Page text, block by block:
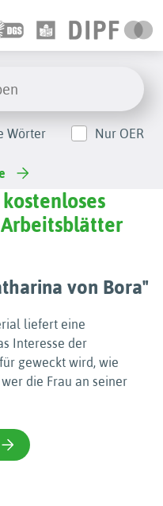
Wörter Nur OER
von Bora"
liefert eine
Interesse der
geweckt wird, wie
die Frau an seiner